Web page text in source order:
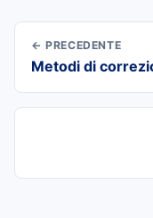
← PRECEDENTE
Metodi di